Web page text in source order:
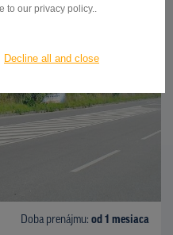
to our privacy policy..
Decline all and close
Doba prenájmu: od 1 mesiaca